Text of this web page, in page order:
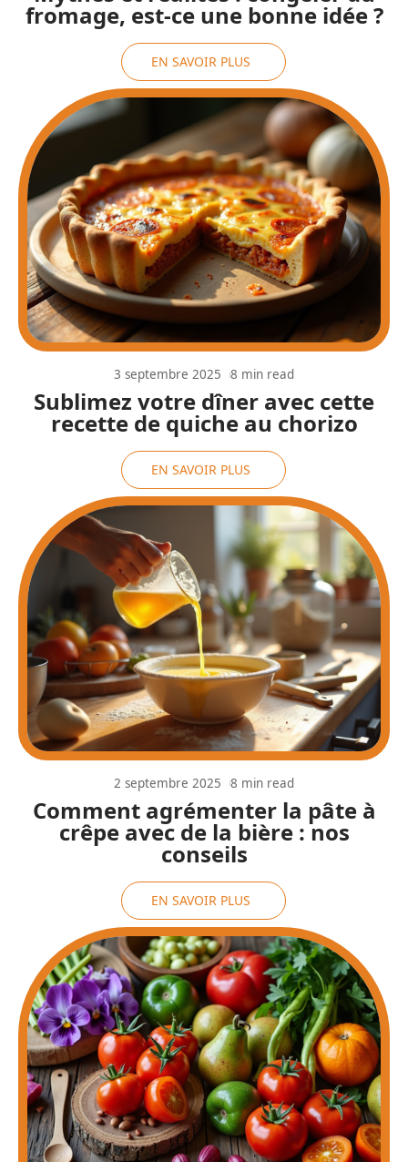
fromage, est-ce une bonne idée ?
EN SAVOIR PLUS
Sublimez votre dîner avec cette
recette de quiche au chorizo
3 septembre 2025 8 min read
EN SAVOIR PLUS
Comment agrémenter la pâte à
crêpe avec de la bière : nos
conseils
2 septembre 2025 8 min read
EN SAVOIR PLUS